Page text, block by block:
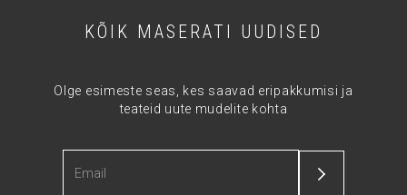
KÕIK MASERATI UUDISED
Olge esimeste seas, kes saavad eripakkumisi ja
teateid uute mudelite kohta